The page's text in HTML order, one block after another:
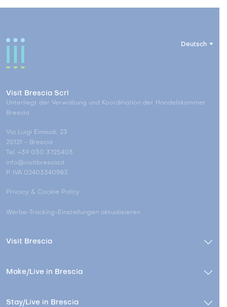
Deutsch
Visit Brescia Scrl
Unterliegt der Verwaltung und Koordination der Handelskammer
Brescia
Via Luigi Einaudi, 23
25121 - Brescia
Tel. +39 030 3725403
info@visitbrescia.it
P. IVA 02403340983
Privacy & Cookie Policy
Werbe-Tracking-Einstellungen aktualisieren
Visit Brescia
Make/Live in Brescia
Stay/Live in Brescia